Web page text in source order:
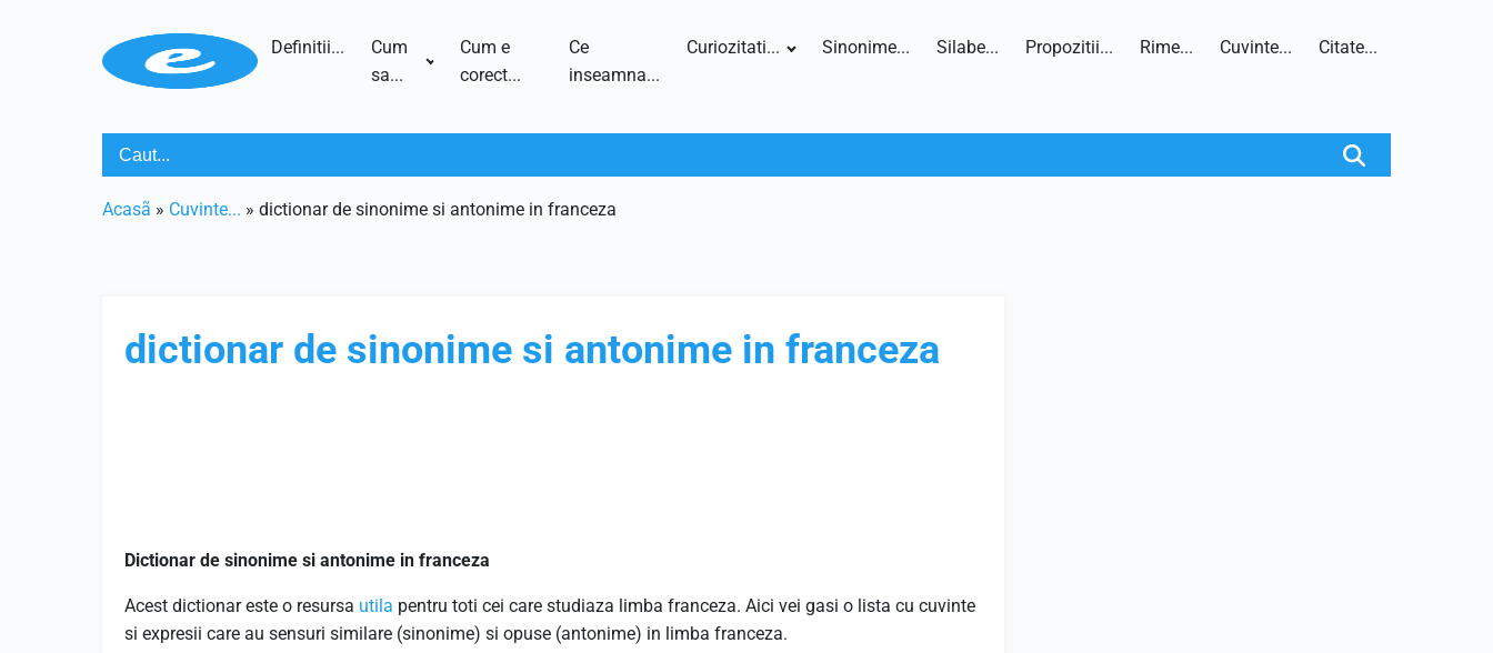
Definitii...
Cum
sa...
Cum e
corect...
Ce
inseamna...
Curiozitati... Sinonime... Silabe... Propozitii... Rime... Cuvinte... Citate...
Acasã » Cuvinte... » dictionar de sinonime si antonime in franceza
dictionar de sinonime si antonime in franceza
Dictionar de sinonime si antonime in franceza
Acest dictionar este o resursa utila pentru toti cei care studiaza limba franceza. Aici vei gasi o lista cu cuvinte
si expresii care au sensuri similare (sinonime) si opuse (antonime) in limba franceza.